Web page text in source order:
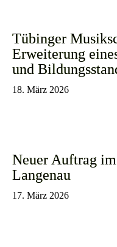
Tübinger
Erweiterung
und
18. März 2026
Neuer Auftrag
Langenau
17. März 2026